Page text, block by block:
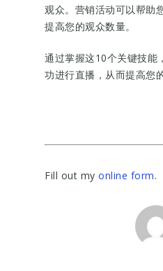
观众。营销活动可以帮助
提高您的观众数量。
通过掌握这10个关键技能
功进行直播，从而提高您
Fill out my online form.